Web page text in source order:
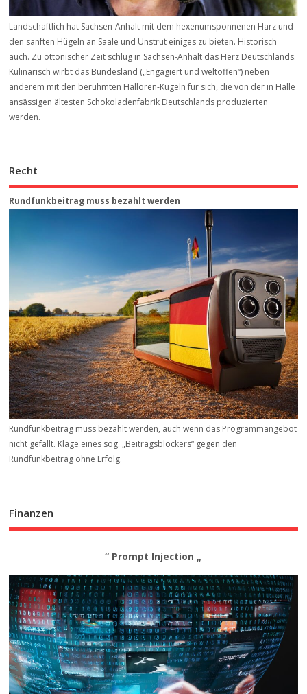
Landschaftlich hat Sachsen-Anhalt mit dem hexenumsponnenen Harz und
den sanften Hügeln an Saale und Unstrut einiges zu bieten. Historisch
auch. Zu ottonischer Zeit schlug in Sachsen-Anhalt das Herz Deutschlands.
Kulinarisch wirbt das Bundesland („Engagiert und weltoffen“) neben
anderem mit den berühmten Halloren-Kugeln für sich, die von der in Halle
ansässigen ältesten Schokoladenfabrik Deutschlands produzierten
werden.
Recht
Rundfunkbeitrag muss bezahlt werden
Rundfunkbeitrag muss bezahlt werden, auch wenn das Programmangebot
nicht gefällt. Klage eines sog. „Beitrags­blockers“ gegen den
Rundfunkbeitrag ohne Erfolg.
Finanzen
“ Prompt Injection „